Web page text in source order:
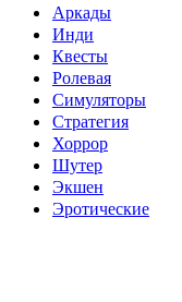
Аркады
Инди
Квесты
Ролевая
Симуляторы
Стратегия
Хоррор
Шутер
Экшен
Эротические